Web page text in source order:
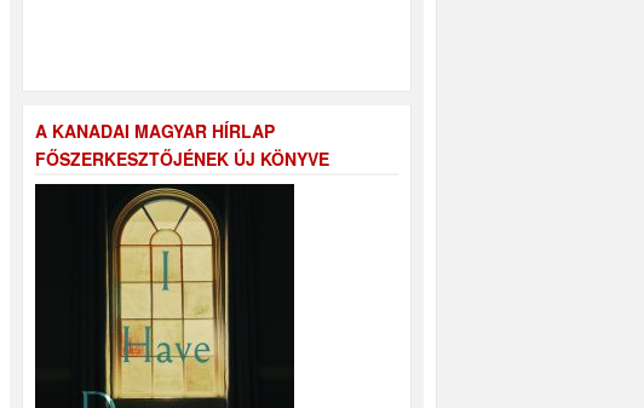
A KANADAI MAGYAR HÍRLAP
FŐSZERKESZTŐJÉNEK ÚJ KÖNYVE